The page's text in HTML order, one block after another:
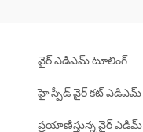
వైర్ ఎడిఎమ్ టూలింగ్
హై స్పీడ్ వైర్ కట్ ఎడిఎమ్
ప్రయాణిస్తున్న వైర్ ఎడిమ్